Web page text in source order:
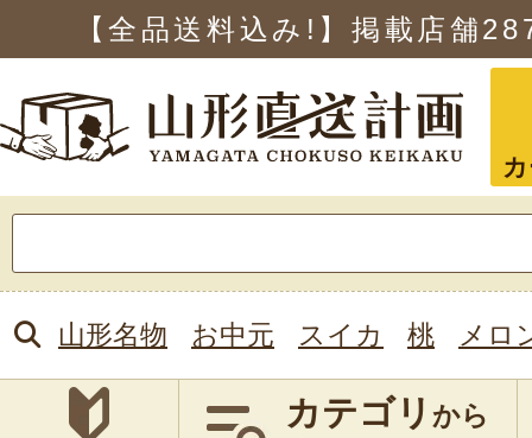
【全品送料込み!】掲載店舗
索:
山形名物 お中元 スイカ 桃 メロ
カテゴリ から